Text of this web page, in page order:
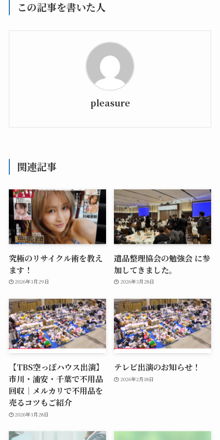
この記事を書いた人
pleasure
関連記事
究極のリサイクル術を教え
ます！
2026年3月29日
遺品整理協会の勉強会 に参
加してきました。
2026年3月28日
【TBS空っぽハウス出演】
市川・浦安・千葉で不用品
回収｜メルカリで不用品を
売るコツもご紹介
2026年3月28日
テレビ出演のお知らせ！
2026年2月18日